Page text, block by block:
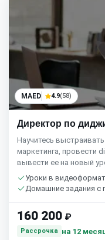
MAED 4.9(58)
Директор по
Научитесь
маркетинга, провести
вывести ее на новый
Уроки в
Домашние задания с
160 200 ₽
Рассрочка на 12